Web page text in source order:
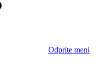
Odprite meni